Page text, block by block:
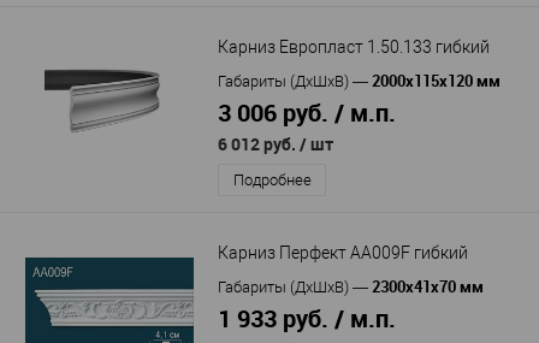
Карниз Европласт 1.50.133 гибкий
Габариты (ДхШхВ) — 2000х115х120 мм
3 006 руб. / м.п.
6 012 руб. / шт
Подробнее
Карниз Перфект AA009F гибкий
Габариты (ДхШхВ) — 2300х41х70 мм
1 933 руб. / м.п.